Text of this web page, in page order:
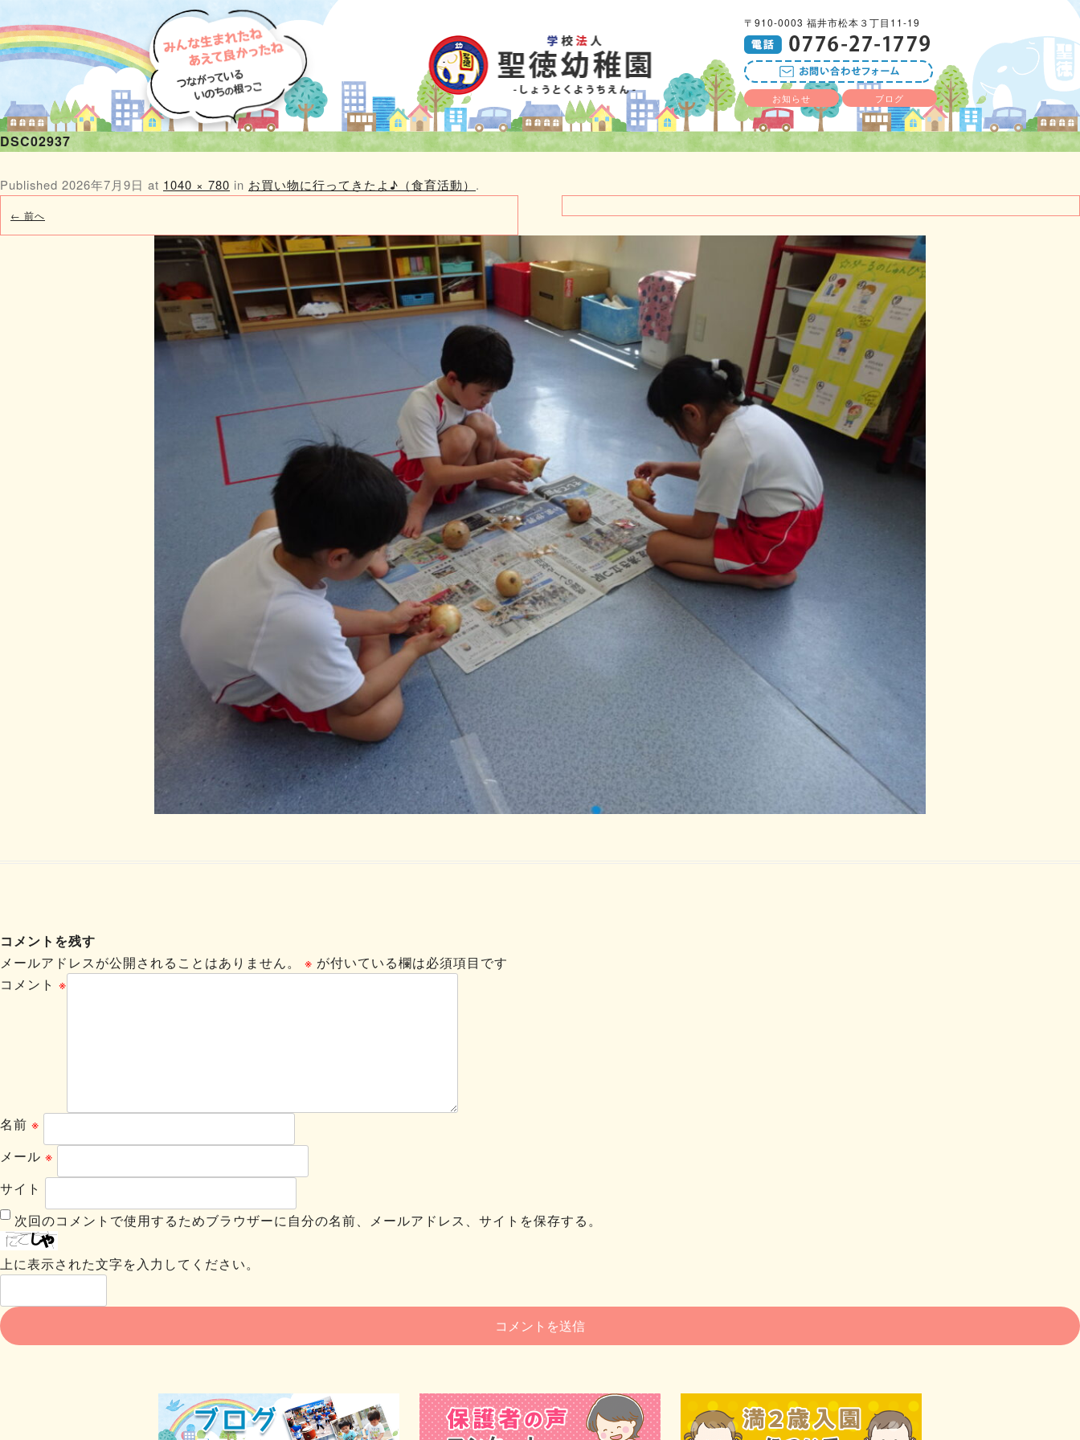
〒910-0003 福井市松本３丁目11-19
お知らせ ブログ
DSC02937
Published 2026年7月9日 at 1040 × 780 in お買い物に行ってきたよ♪（食育活動） .
← 前へ
コメントを残す
メールアドレスが公開されることはありません。
※ が付いている欄は必須項目です
コメント ※
名前 ※
メール ※
サイト
次回のコメントで使用するためブラウザーに自分の名前、メールアドレス、サイトを保存する。
上に表示された文字を入力してください。